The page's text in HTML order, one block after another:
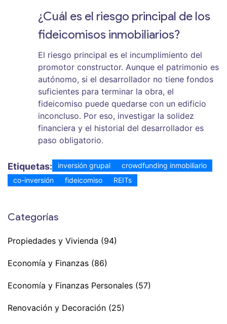
¿Cuál es el riesgo principal de los
fideicomisos inmobiliarios?
El riesgo principal es el incumplimiento del
promotor constructor. Aunque el patrimonio es
autónomo, si el desarrollador no tiene fondos
suficientes para terminar la obra, el
fideicomiso puede quedarse con un edificio
inconcluso. Por eso, investigar la solidez
financiera y el historial del desarrollador es
paso obligatorio.
Etiquetas: inversión grupal
crowdfunding inmobiliario
co-inversión
fideicomiso REITs
Categorías
Propiedades y Vivienda (94)
Economía y Finanzas (86)
Economía y Finanzas Personales (57)
Renovación y Decoración (25)